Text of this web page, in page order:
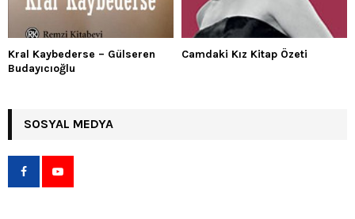
Kral Kaybederse – Gülseren
Budayıcıoğlu
Camdaki Kız Kitap Özeti
SOSYAL MEDYA